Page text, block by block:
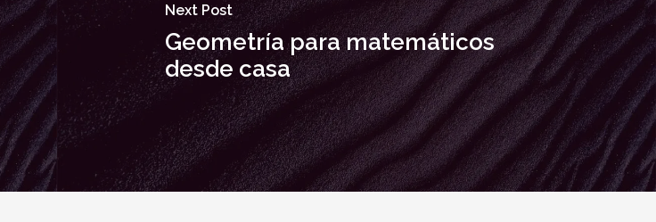
Next Post
Geometría para matemáticos
desde casa